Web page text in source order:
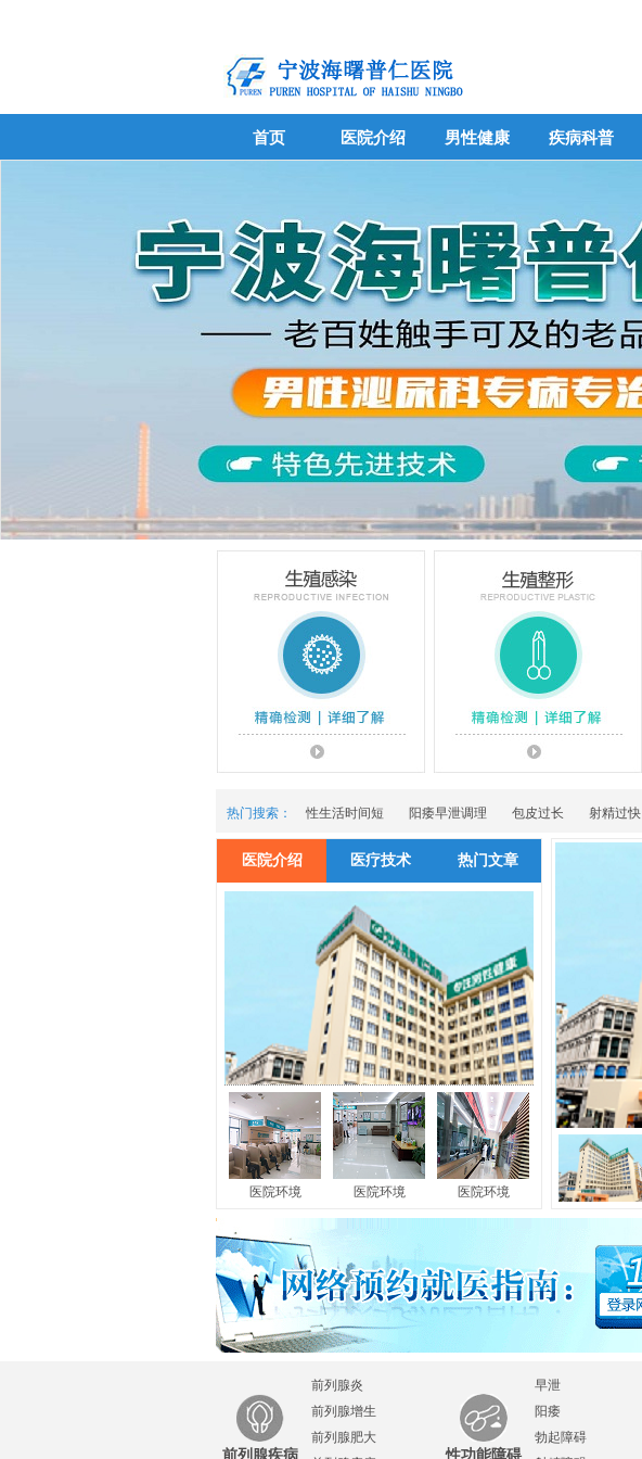
首页 医院介绍 男性健康 疾病科普
生殖感染
尿道炎 睾丸炎| 附睾炎| 包皮过长| 包皮包茎 |
热门搜索： 性生活时间短 阳痿早泄调理 包皮过长 射精过快
医院介绍 医疗技术 热门文章
在我国男性群体中，不少男性朋友发现自己患有
医院环境 医院环境 医院环境
前列腺疾病
前列腺炎
前列腺增生
前列腺肥大
性功能障碍
早泄
阳痿
勃起障碍